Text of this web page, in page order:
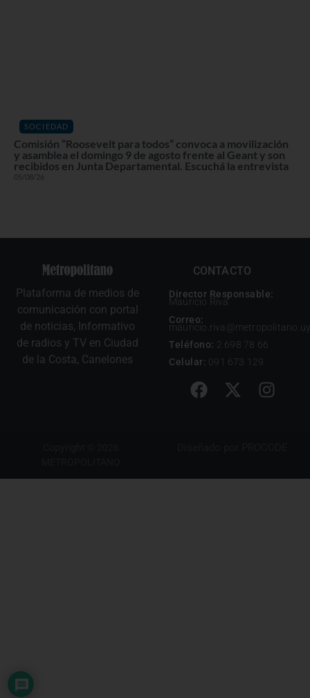
SOCIEDAD
Comisión “Roosevelt para todos” convoca a movilización
y asamblea el domingo 9 de agosto frente al Geant y son
recibidos en Junta Departamental. Escuchá la entrevista
05/08/26
Plataforma de medios de
comunicación con portal
de noticias, Informativo
de radios y TV en Ciudad
de la Costa, Canelones
CONTACTO
Director Responsable:
Mauricio Riva
Correo:
mauricio.riva@metropolitano.uy
Teléfono: 2 698 78 66
Celular: 091 673 129